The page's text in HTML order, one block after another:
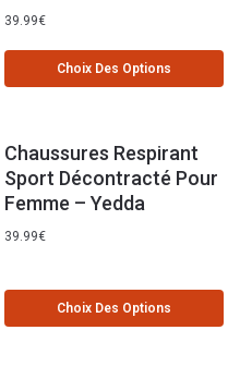
39.99€
Choix Des Options
Chaussures Respirant
Sport Décontracté Pour
Femme – Yedda
39.99€
Choix Des Options